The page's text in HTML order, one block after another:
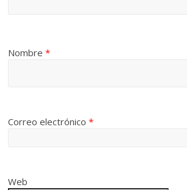
Nombre*
Correo electrónico*
Web